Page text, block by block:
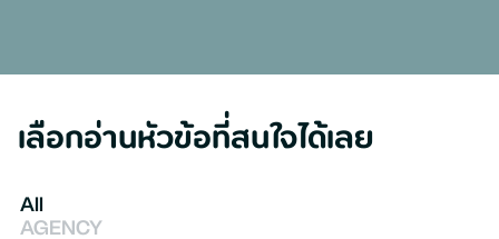
เลือกอ่านหัวข้อที่สนใจได้เลย
All
AGENCY